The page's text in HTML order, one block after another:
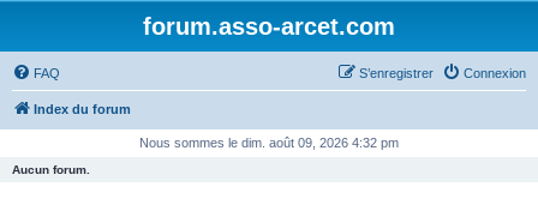
forum.asso-arcet.com
FAQ Connexion
S’enregistrer
Index du forum
Nous sommes le dim. août 09, 2026 4:32 pm
Aucun forum.